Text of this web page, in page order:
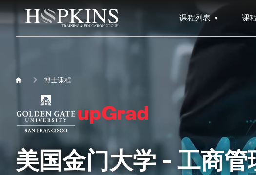
课程列表 课
博士课程
美国金门大学 - 工商